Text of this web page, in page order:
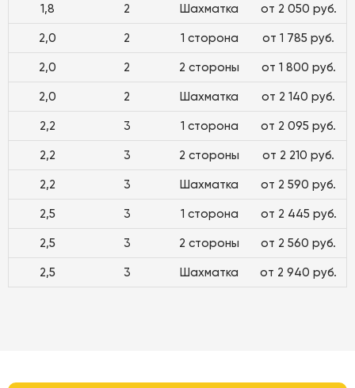
1,8 2 Шахматка от 2 050 руб.
2,0 2 1 сторона от 1 785 руб.
2,0 2 2 стороны от 1 800 руб.
2,0 2 Шахматка от 2 140 руб.
2,2 3 1 сторона от 2 095 руб.
2,2 3 2 стороны от 2 210 руб.
2,2 3 Шахматка от 2 590 руб.
2,5 3 1 сторона от 2 445 руб.
2,5 3 2 стороны от 2 560 руб.
2,5 3 Шахматка от 2 940 руб.